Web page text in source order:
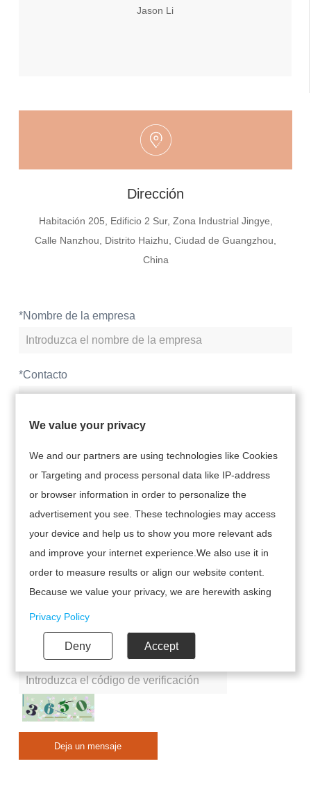
Jason Li
Dirección
Habitación 205, Edificio 2 Sur, Zona Industrial Jingye,
Calle Nanzhou, Distrito Haizhu, Ciudad de Guangzhou,
China
*Nombre de la empresa
*Contacto
Número de teléfono
Correo
Contenido
Captcha
Deja un mensaje
We value your privacy
We and our partners are using technologies like Cookies
or Targeting and process personal data like IP-address
or browser information in order to personalize the
advertisement you see. These technologies may access
your device and help us to show you more relevant ads
and improve your internet experience.We also use it in
order to measure results or align our website content.
Because we value your privacy, we are herewith asking
your permission to use the following technologies.
Privacy Policy
Deny Accept